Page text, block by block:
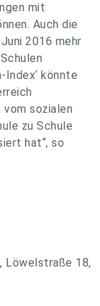
mit
Auch die
2016 mehr
Index‘ könnte
vom sozialen
zu Schule
hat“, so
Löwelstraße 18,